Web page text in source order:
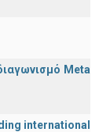
Meta
international